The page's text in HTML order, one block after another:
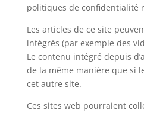
politiques de confidentialité
Les articles de ce site
intégrés (par exemple des
Le contenu intégré depuis
de la même manière que si
cet autre site.
Ces sites web pourraient